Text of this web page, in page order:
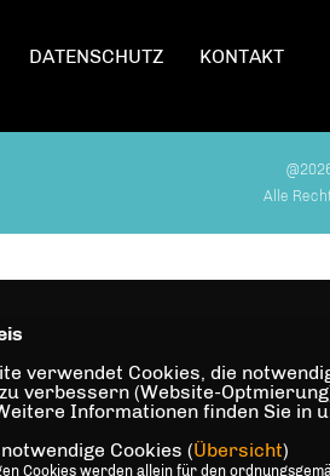
DATENSCHUTZ KONTAKT
Alle
verwendet Cookies, die
verbessern (Website-
Informationen finden Sie in
Cookies (Übersicht)
Cookies werden allein für den